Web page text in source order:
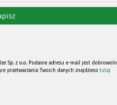
Sp. z o.o. Podanie adresu e-mail jest
przetwarzania Twoich danych znajdziesztutaj